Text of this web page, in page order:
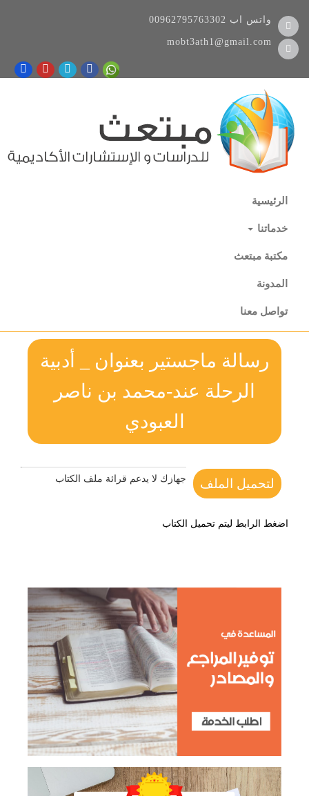
00962795763302 واتس اب
mobt3ath1@gmail.com
الرئيسية
خدماتنا
مكتبة مبتعث
المدونة
تواصل معنا
رسالة ماجستير بعنوان _ أدبية
الرحلة عند-محمد بن ناصر
العبودي
لتحميل الملف جهازك لا يدعم قرائة ملف الكتاب
اضغط الرابط ليتم تحميل الكتاب